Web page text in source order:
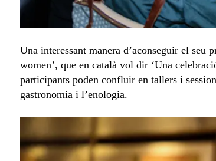
Una interessant manera d’aconseguir el seu
women’, que en català vol dir ‘Una
participants poden confluir en tallers i
gastronomia i l’enologia.